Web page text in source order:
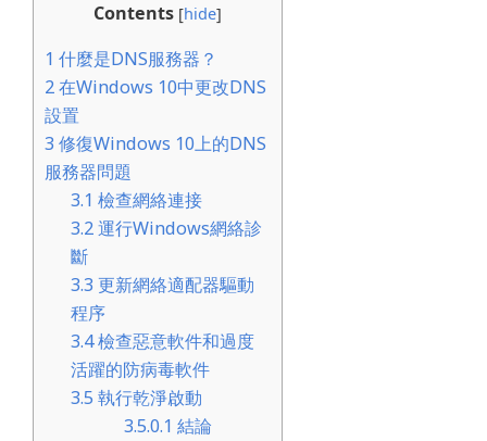
Contents [hide]
1 什麼是DNS服務器？
2在Windows 10中更改DNS
設置
3 修復Windows 10上的DNS
服務器問題
3.1 檢查網絡連接
3.2運行Windows網絡診
斷
3.3 更新網絡適配器驅動
程序
3.4檢查惡意軟件和過度
活躍的防病毒軟件
3.5 執行乾淨啟動
3.5.0.1 結論